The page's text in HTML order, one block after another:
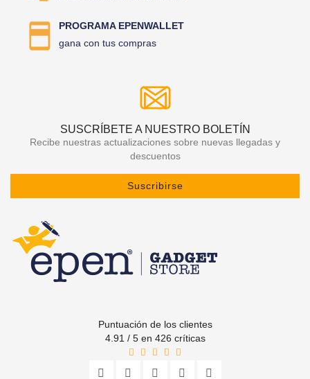
PROGRAMA EPENWALLET
gana con tus compras
SUSCRÍBETE A NUESTRO BOLETÍN
Recibe nuestras actualizaciones sobre nuevas llegadas y
descuentos
Suscribirse
Puntuación de los clientes
4.91 / 5 en 426 críticas